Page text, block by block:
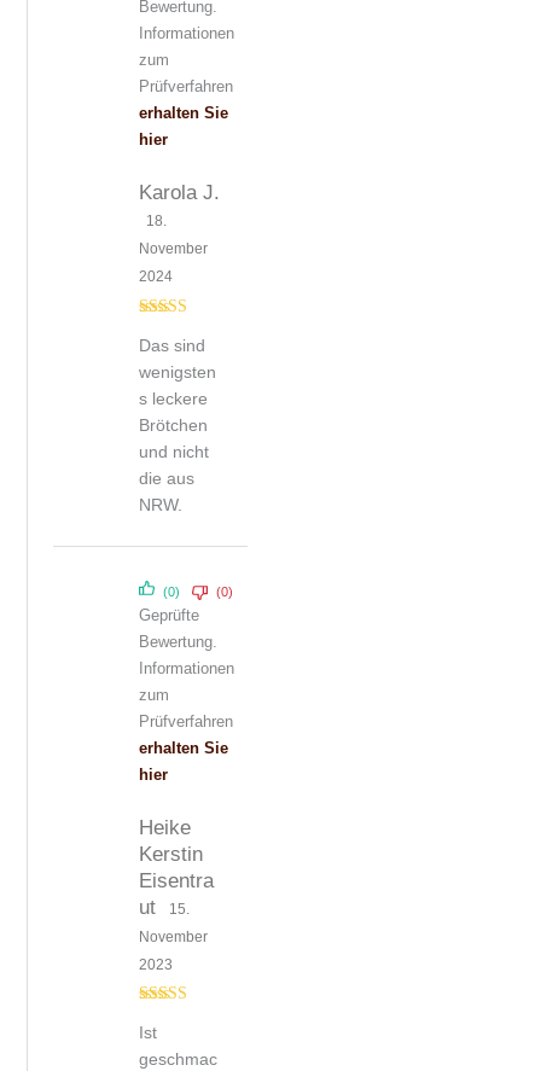
5von 5
Karola J.
18.
November
2024
Das sind
wenigsten
s leckere
Brötchen
und nicht
die aus
NRW.
Bewertung.
Informationen
zum
Prüfverfahren
erhalten Sie
hier
et mit
von 5
Heike
Kerstin
Eisentra
ut
15.
November
2023
Ist
geschmac
(0) (0)
Geprüfte
Bewertung.
Informationen
zum
Prüfverfahren
erhalten Sie
hier